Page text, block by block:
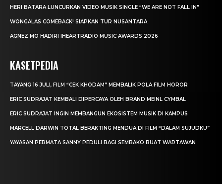
HERI BATARA LUNCURKAN VIDEO MUSIK SINGLE “WE ARE NOT FALL IN”
WONGALAS COMEBACK! SIAPKAN TUR NUSANTARA
AGNEZ MO HADIRI IHEARTRADIO MUSIC AWARDS 2026
KASETPEDIA
TAYANG 16 JULI, FILM “CEK KHODAM” MEMBALIK POLA FILM HOROR
ERIC SUDRAJAT KEMBALI DIPERCAYA OLEH BRAND MEINL CYMBAL
ERIC SUDRAJAT INGIN MEMBANGUN EKOSISTEM MUSIK DI KAMPUS
MARCELL DARWIN TOTAL BERAKTING MENDUA DI FILM “DALAM SUJUDKU”
YAYASAN PERMATA SANNY PEDULI BAGI SEMBAKO BUAT WARTAWAN